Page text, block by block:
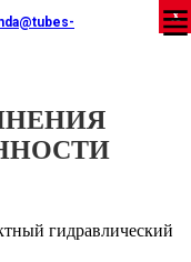
гидравлический
X
X
X
X
X
X
X
X
X
X
X
X
X
X
X
X
X
X
X